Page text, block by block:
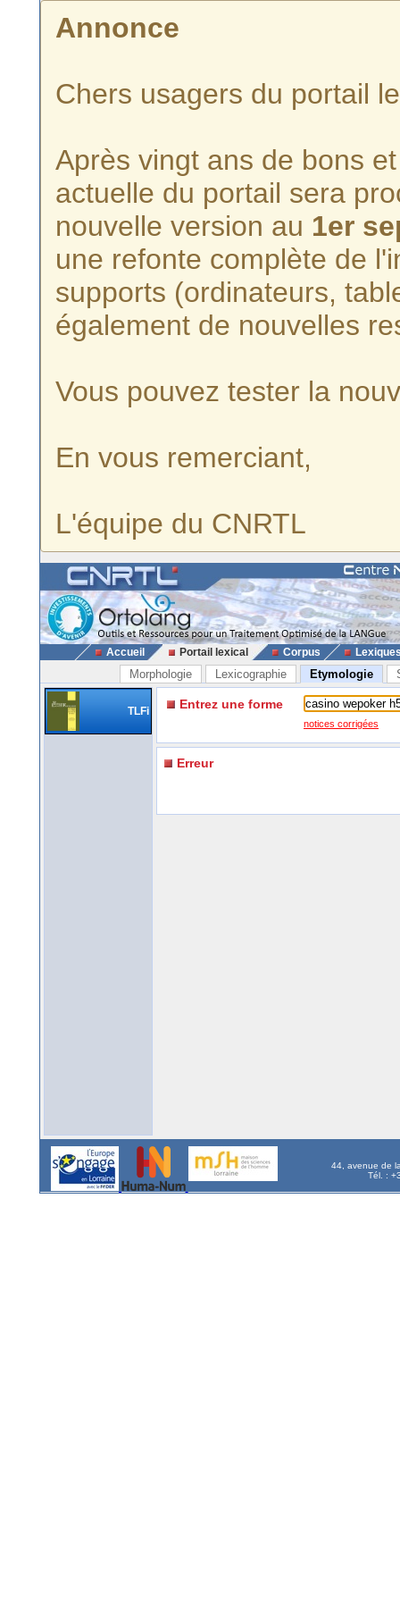
Annonce
Chers usagers du portail
Après vingt ans de bons
actuelle du portail sera
nouvelle version au 1er
une refonte complète de
supports (ordinateurs,
également de nouvelles
Vous pouvez tester la
En vous remerciant,
L'équipe du CNRTL
Accueil Portail lexical Corpus
Morphologie Lexicographie Etymologie
TLFi Entrez une forme
notices corrigées
Erreur
44, avenue de
Tél. :